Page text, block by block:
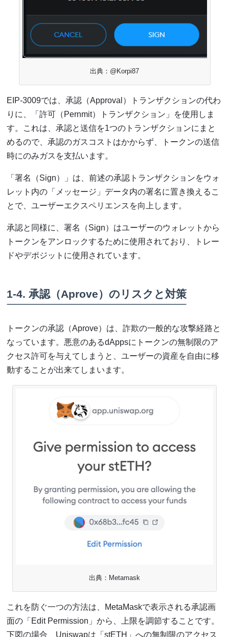
出典：@Korpi87
EIP-3009では、承認（Approval）トランザクションの代わ
りに、「許可（Pernmit）トランザクション」を使用しま
す。これは、承認と送信を1つのトランザクションにまと
めるので、承認のガスコストはかからず、トークンの送信
時にのみガスを支払います。
「署名（Sign）」は、前述の承認トランザクションをウォ
レット内の「メッセージ」データ内の署名に置き換えるこ
とで、ユーザーエクスペリエンスを向上します。
承認と同様に、署名（Sign）はユーザーのウォレットから
トークンをアンロックするために使用されており、トレー
ドやデポジットに使用されています。
1-4. 承認（Aprove）のリスクと対策
トークンの承認（Aprove）は、詐欺の一般的な攻撃経路と
なっています。悪意のあるdAppsにトークンの無制限のア
クセス許可を与えてしまうと、ユーザーの資産を自由に移
動することが出来てしまいます。
出典：Metamask
これを防ぐ一つの方法は、MetaMaskで表示される承認画
面の「Edit Permission」から、上限を調節することです。
下図の場合、Uniswapは「stETH」への無制限のアクセス